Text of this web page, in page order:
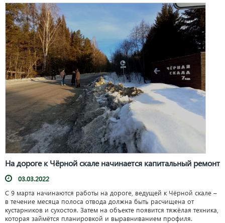
На дороге к Чёрной скале начинается капитальный ремонт
03.03.2022
С 9 марта начинаются работы на дороге, ведущей к Чёрной скале –
в течение месяца полоса отвода должна быть расчищена от
кустарников и сухостоя. Затем на объекте появится тяжёлая техника,
которая займётся планировкой и выравниванием профиля.